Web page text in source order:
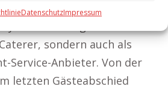
DatenschutzImpressum
und
sondern auch als
Service-Anbieter. Von der
letzten Gästeabschied